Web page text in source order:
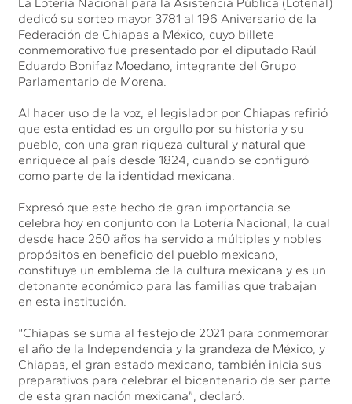
dedicó su sorteo mayor 3781 al 196 Aniversario de la
Federación de Chiapas a México, cuyo billete
conmemorativo fue presentado por el diputado Raúl
Eduardo Bonifaz Moedano, integrante del Grupo
Parlamentario de Morena.
Al hacer uso de la voz, el legislador por Chiapas refirió
que esta entidad es un orgullo por su historia y su
pueblo, con una gran riqueza cultural y natural que
enriquece al país desde 1824, cuando se configuró
como parte de la identidad mexicana.
Expresó que este hecho de gran importancia se
celebra hoy en conjunto con la Lotería Nacional, la cual
desde hace 250 años ha servido a múltiples y nobles
propósitos en beneficio del pueblo mexicano,
constituye un emblema de la cultura mexicana y es un
detonante económico para las familias que trabajan
en esta institución.
“Chiapas se suma al festejo de 2021 para conmemorar
el año de la Independencia y la grandeza de México, y
Chiapas, el gran estado mexicano, también inicia sus
preparativos para celebrar el bicentenario de ser parte
de esta gran nación mexicana”, declaró.